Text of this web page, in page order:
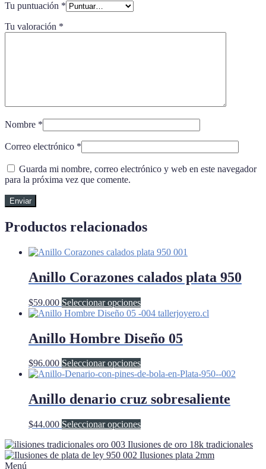
Tu puntuación *
Tu valoración *
Nombre *
Correo electrónico *
Guarda mi nombre, correo electrónico y web en este navegador
para la próxima vez que comente.
Productos relacionados
Anillo Corazones calados plata 950
$59.000 Seleccionar opcionesEste
producto
múltiples
variantes.
opciones
se
elegir
en
la
página
de
producto
Anillo Hombre Diseño 05
$96.000 Seleccionar opcionesEste
producto
múltiples
variantes.
opciones
pueden
elegir
Anillo denario cruz sobresaliente
$44.000 Seleccionar opcionesEste
tiene
múltiples
Ilusiones de oro 18k tradicionales
Ilusiones plata 2mm
Menú